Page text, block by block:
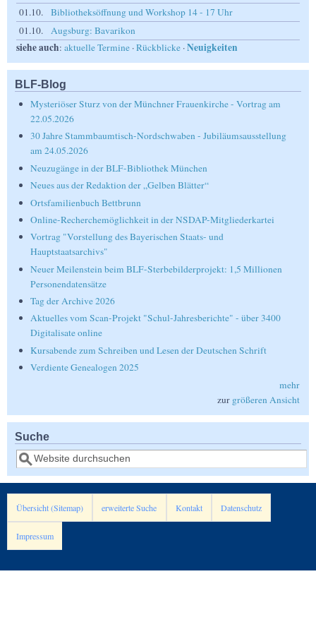
01.10.
Bibliotheksöffnung und Workshop 14 - 17 Uhr
01.10.
Augsburg: Bavarikon
siehe auch: aktuelle Termine ·Rückblicke ·Neuigkeiten
BLF-Blog
Mysteriöser Sturz von der Münchner Frauenkirche - Vortrag am
22.05.2026
30 Jahre Stammbaumtisch-Nordschwaben - Jubiläumsausstellung
am 24.05.2026
Neuzugänge in der BLF-Bibliothek München
Neues aus der Redaktion der „Gelben Blätter“
Ortsfamilienbuch Bettbrunn
Online-Recherchemöglichkeit in der NSDAP-Mitgliederkartei
Vortrag "Vorstellung des Bayerischen Staats- und
Hauptstaatsarchivs"
Neuer Meilenstein beim BLF-Sterbebilderprojekt: 1,5 Millionen
Personendatensätze
Tag der Archive 2026
Aktuelles vom Scan-Projekt "Schul-Jahresberichte" - über 3400
Digitalisate online
Kursabende zum Schreiben und Lesen der Deutschen Schrift
Verdiente Genealogen 2025
mehr
zur größeren Ansicht
Suche
Suche
Übersicht (Sitemap) erweiterte Suche Kontakt Datenschutz
Impressum